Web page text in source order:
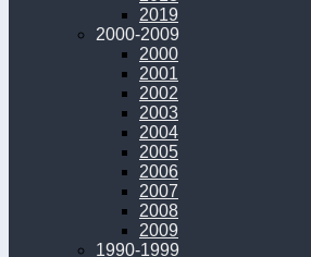
2019
2000-2009
2000
2001
2002
2003
2004
2005
2006
2007
2008
2009
1990-1999